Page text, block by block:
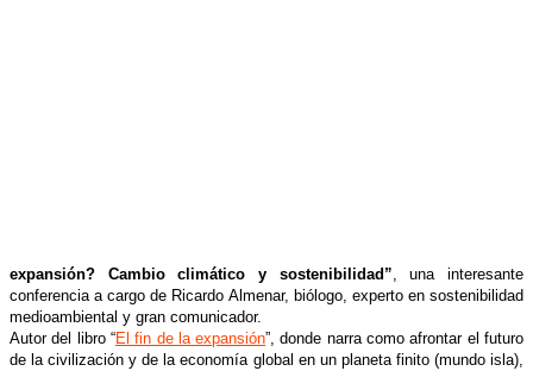
expansión? Cambio climático y sostenibilidad”, una interesante
conferencia a cargo de Ricardo Almenar, biólogo, experto en sostenibilidad
medioambiental y gran comunicador.
Autor del libro “El fin de la expansión”, donde narra como afrontar el futuro
de la civilización y de la economía global en un planeta finito (mundo isla),